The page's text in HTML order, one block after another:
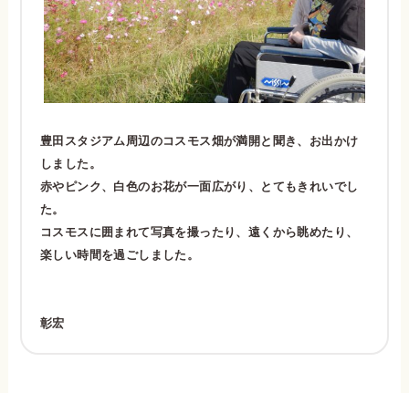
豊田スタジアム周辺のコスモス畑が満開と聞き、お出かけ
しました。
赤やピンク、白色のお花が一面広がり、とてもきれいでし
た。
コスモスに囲まれて写真を撮ったり、遠くから眺めたり、
楽しい時間を過ごしました。
彰宏